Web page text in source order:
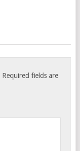
Required fields are